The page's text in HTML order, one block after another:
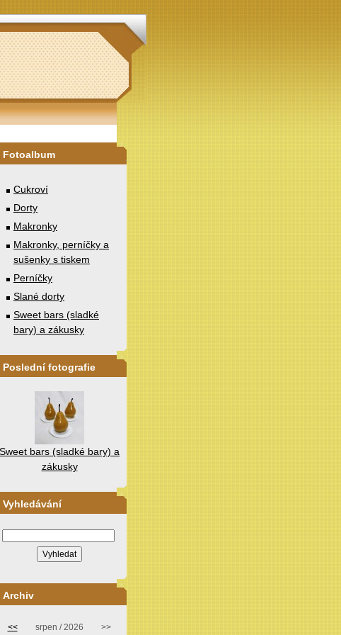
Fotoalbum
Cukroví
Dorty
Makronky
Makronky, perníčky a
sušenky s tiskem
Perníčky
Slané dorty
Sweet bars (sladké
bary) a zákusky
Poslední fotografie
Sweet bars (sladké bary) a
zákusky
Vyhledávání
Archiv
<< srpen / 2026 >>